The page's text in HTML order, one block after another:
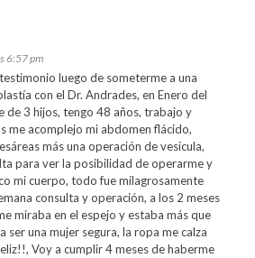
6:57 pm
luego de someterme a una
con el Dr. Andrades, en Enero del
de 3 hijos, tengo 48 años, trabajo y
me acomplejo mi abdomen flácido,
más una operación de vesícula,
para ver la posibilidad de operarme y
mi cuerpo, todo fue milagrosamente
consulta y operación, a los 2 meses
miraba en el espejo y estaba más que
ser una mujer segura, la ropa me calza
Voy a cumplir 4 meses de haberme